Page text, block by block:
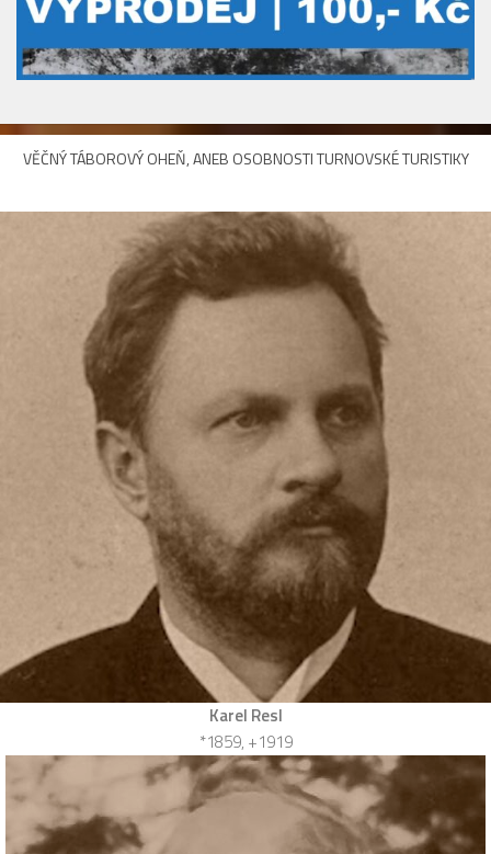
VĚČNÝ TÁBOROVÝ OHEŇ, ANEB OSOBNOSTI TURNOVSKÉ TURISTIKY
Karel Resl
*1859, +1919